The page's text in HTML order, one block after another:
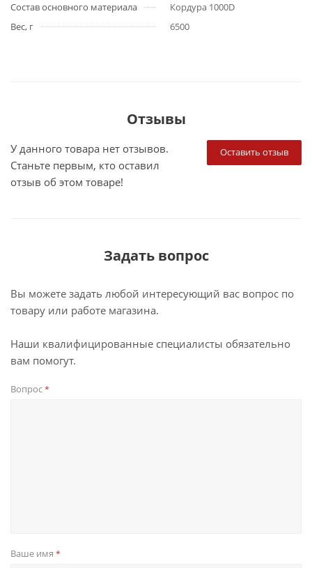
Состав основного материала
Кордура 1000D
Вес, г
6500
Отзывы
Оставить отзыв
У данного товара нет отзывов.
Станьте первым, кто оставил
отзыв об этом товаре!
Задать вопрос
Вы можете задать любой интересующий вас вопрос по
товару или работе магазина.
Наши квалифицированные специалисты обязательно
вам помогут.
Вопрос*
Ваше имя *